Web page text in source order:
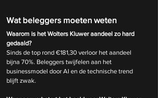
Wat beleggers moeten weten
Waarom is het Wolters Kluwer aandeel zo hard
gedaald?
Sinds de top rond €181,30 verloor het aandeel
bijna 70%. Beleggers twijfelen aan het
businessmodel door AI en de technische trend
blijft zwak.